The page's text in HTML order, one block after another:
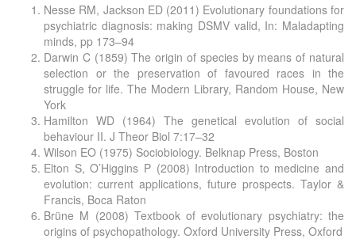
Nesse RM, Jackson ED (2011) Evolutionary foundations for
psychiatric diagnosis: making DSMV valid, In: Maladapting
minds, pp 173–94
Darwin C (1859) The origin of species by means of natural
selection or the preservation of favoured races in the
struggle for life. The Modern Library, Random House, New
York
Hamilton WD (1964) The genetical evolution of social
behaviour II. J Theor Biol 7:17–32
Wilson EO (1975) Sociobiology. Belknap Press, Boston
Elton S, O’Higgins P (2008) Introduction to medicine and
evolution: current applications, future prospects. Taylor &
Francis, Boca Raton
Brüne M (2008) Textbook of evolutionary psychiatry: the
origins of psychopathology. Oxford University Press, Oxford